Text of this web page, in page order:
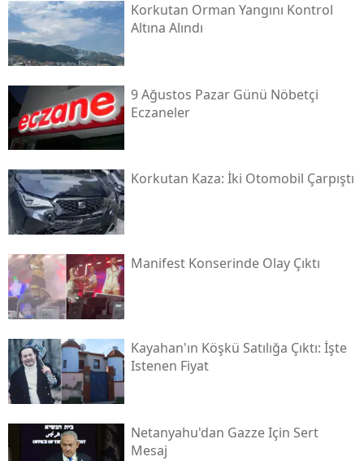
Korkutan Orman Yangını Kontrol
Altına Alındı
9 Ağustos Pazar Günü Nöbetçi
Eczaneler
Korkutan Kaza: İki Otomobil Çarpıştı
Manifest Konserinde Olay Çıktı
Kayahan'ın Köşkü Satılığa Çıktı: İşte
Istenen Fiyat
Netanyahu'dan Gazze Için Sert
Mesaj